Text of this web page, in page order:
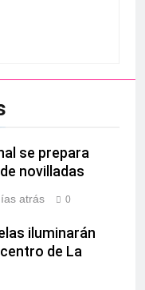
se prepara
novilladas
atrás 0
iluminarán
de La